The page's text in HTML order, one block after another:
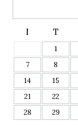
I T
1
7
8
14
15
21
22
28
29